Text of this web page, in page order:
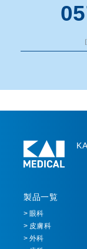
製品一覧
眼科
皮膚科
外科